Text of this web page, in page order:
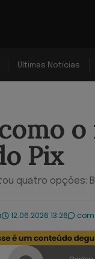
Últimas Notícias
Pix
quatro opções:
12.06.2026 13:26